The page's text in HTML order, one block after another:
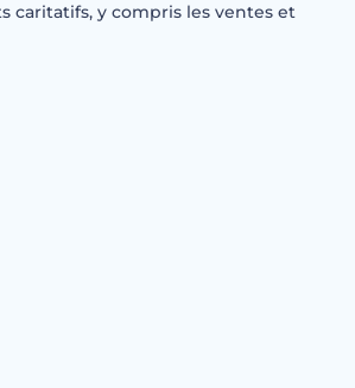
caritatifs, y compris les ventes et